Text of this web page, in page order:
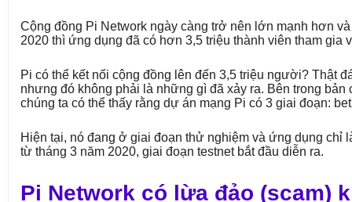
Cộng đồng Pi Network ngày càng trở nên lớn mạnh hơn
2020 thì ứng dụng đã có hơn 3,5 triệu thành viên tham gia
Pi có thể kết nối cộng đồng lên đến 3,5 triệu người? Thật
nhưng đó không phải là những gì đã xảy ra. Bên trong bản
chúng ta có thể thấy rằng dự án mạng Pi có 3 giai đoạn:
Hiện tại, nó đang ở giai đoạn thử nghiệm và ứng dụng chỉ
từ tháng 3 năm 2020, giai đoạn testnet bắt đầu diễn ra.
Pi Network có lừa đảo (scam)